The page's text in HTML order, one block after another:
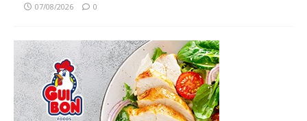
07/08/2026 0